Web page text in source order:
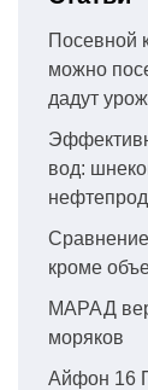
Посевной
можно
дадут
вод:
кроме
МАРАД
моряков
Айфон 16